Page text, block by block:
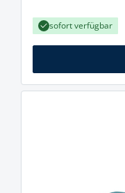
sofort verfügbar